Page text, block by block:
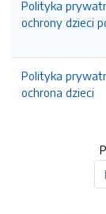
Polityka
ochrony dzieci
Polityka
ochrona dzieci